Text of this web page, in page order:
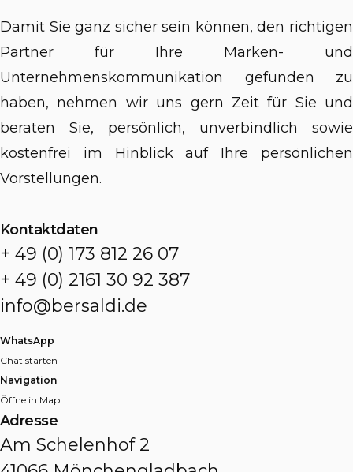
Damit Sie ganz sicher sein können, den richtigen
Partner für Ihre Marken- und
Unternehmenskommunikation gefunden zu
haben, nehmen wir uns gern Zeit für Sie und
beraten Sie, persönlich, unverbindlich sowie
kostenfrei im Hinblick auf Ihre persönlichen
Vorstellungen.
Kontaktdaten
+ 49 (0) 173 812 26 07
+ 49 (0) 2161 30 92 387
info@bersaldi.de
WhatsApp
Chat starten
Navigation
Öffne in Map
Adresse
Am Schelenhof 2